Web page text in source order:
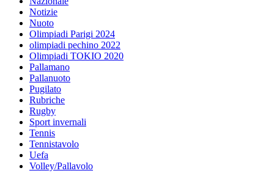
Notizie
Nuoto
Olimpiadi Parigi 2024
olimpiadi pechino 2022
Olimpiadi TOKIO 2020
Pallamano
Pallanuoto
Pugilato
Rubriche
Rugby
Sport invernali
Tennis
Tennistavolo
Uefa
Volley/Pallavolo